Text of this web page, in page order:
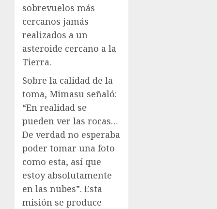
sobrevuelos más
cercanos jamás
realizados a un
asteroide cercano a la
Tierra.
Sobre la calidad de la
toma, Mimasu señaló:
“En realidad se
pueden ver las rocas…
De verdad no esperaba
poder tomar una foto
como esta, así que
estoy absolutamente
en las nubes”. Esta
misión se produce